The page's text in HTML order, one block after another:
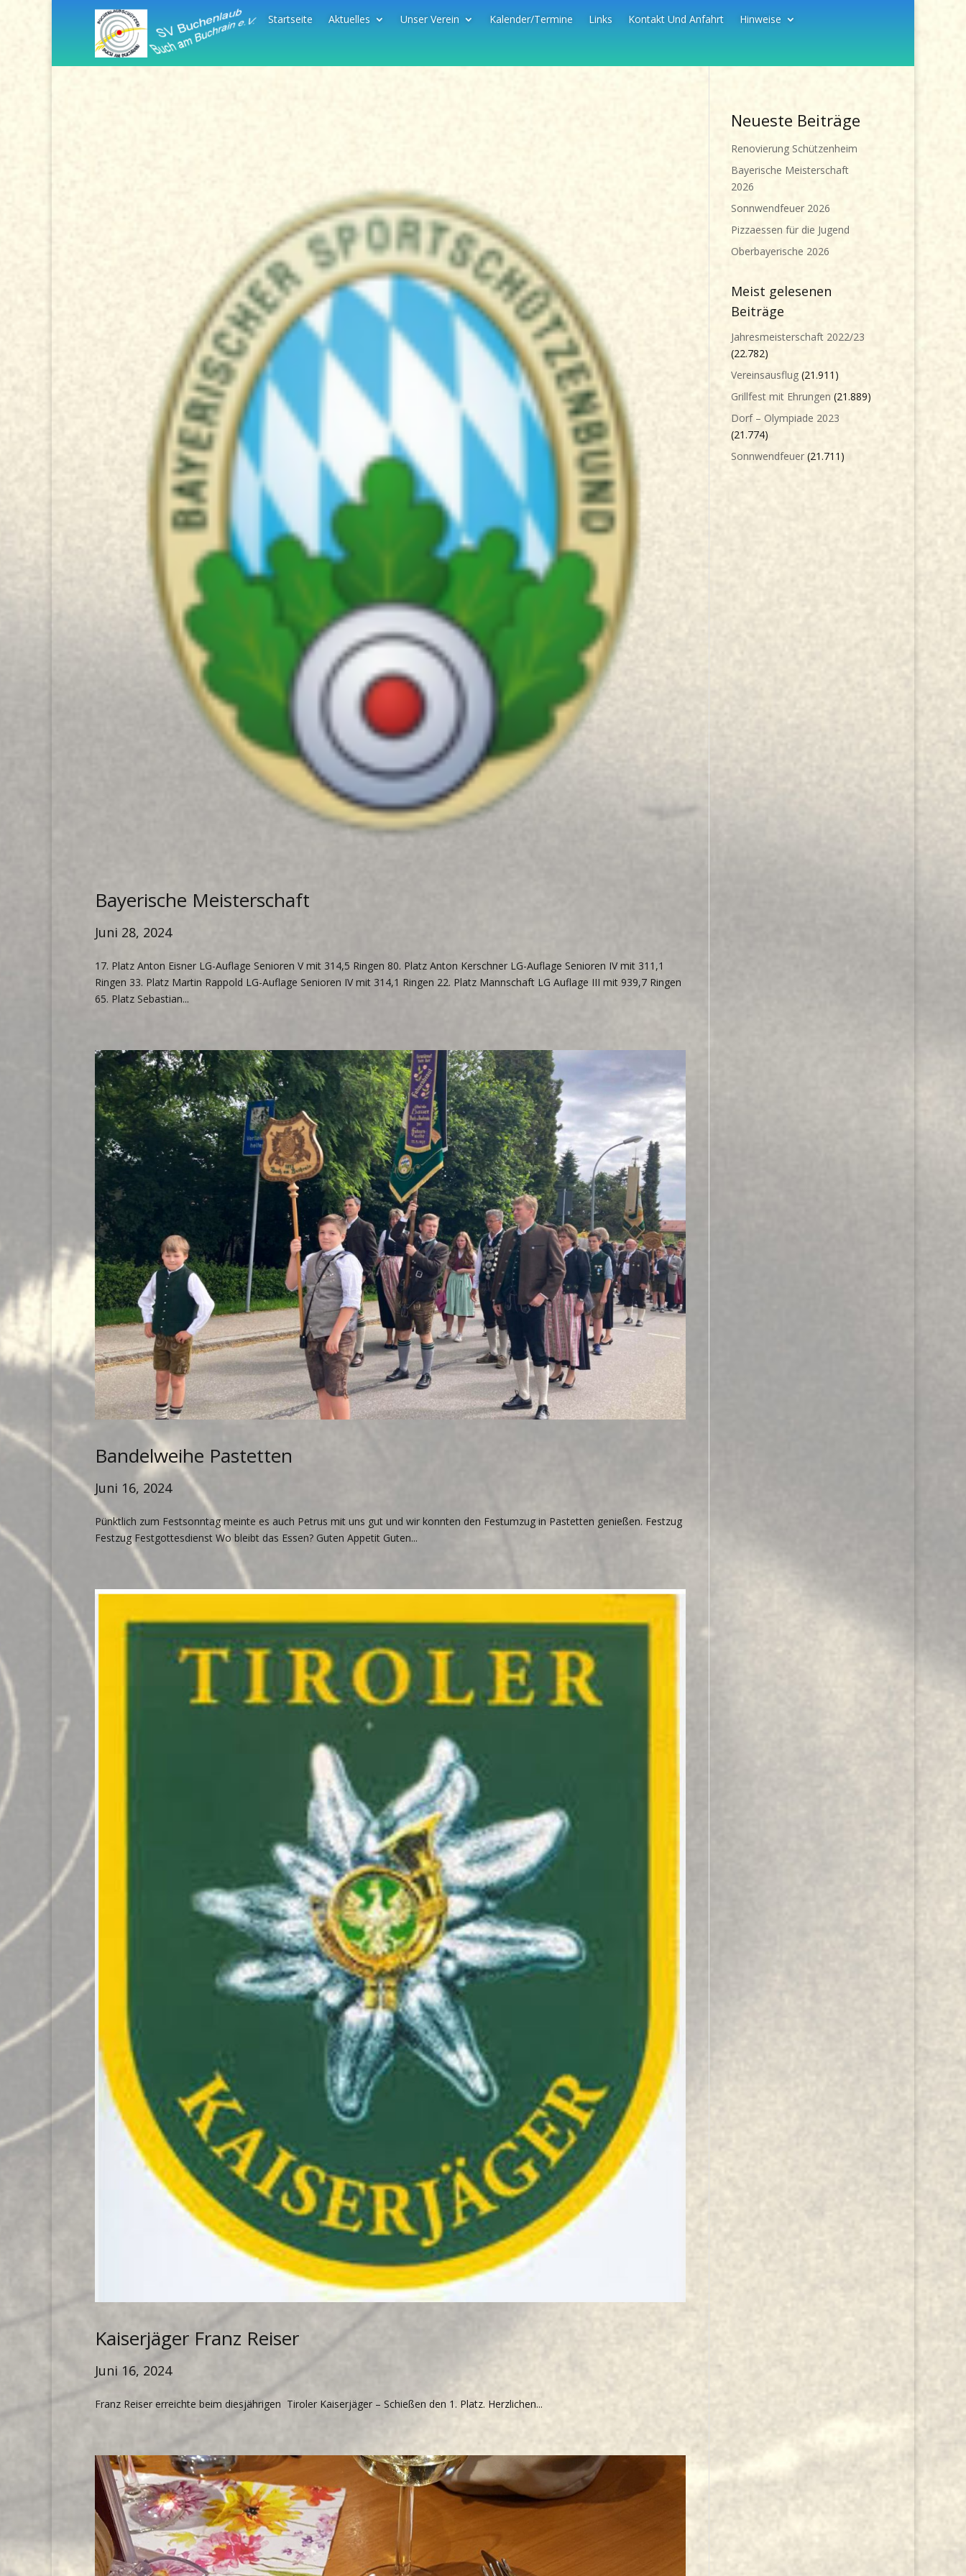
Startseite Aktuelles Unser Verein Kalender/Termine Links Kontakt Und Anfahrt Hinweise
Bayerische Meisterschaft
Juni 28, 2024
17. Platz Anton Eisner LG-Auflage Senioren V mit 314,5 Ringen 80. Platz Anton Kerschner LG-Auflage Senioren IV mit 311,1
Ringen 33. Platz Martin Rappold LG-Auflage Senioren IV mit 314,1 Ringen 22. Platz Mannschaft LG Auflage III mit 939,7 Ringen
65. Platz Sebastian...
Bandelweihe Pastetten
Juni 16, 2024
Pünktlich zum Festsonntag meinte es auch Petrus mit uns gut und wir konnten den Festumzug in Pastetten genießen. Festzug
Festzug Festgottesdienst Wo bleibt das Essen? Guten Appetit Guten...
Kaiserjäger Franz Reiser
Juni 16, 2024
Franz Reiser erreichte beim diesjährigen Tiroler Kaiserjäger – Schießen den 1. Platz. Herzlichen...
Neueste Beiträge
Renovierung Schützenheim
Bayerische Meisterschaft
2026
Sonnwendfeuer 2026
Pizzaessen für die Jugend
Oberbayerische 2026
Meist gelesenen
Beiträge
Jahresmeisterschaft 2022/23
(22.782)
Vereinsausflug (21.911)
Grillfest mit Ehrungen (21.889)
Dorf – Olympiade 2023
(21.774)
Sonnwendfeuer (21.711)